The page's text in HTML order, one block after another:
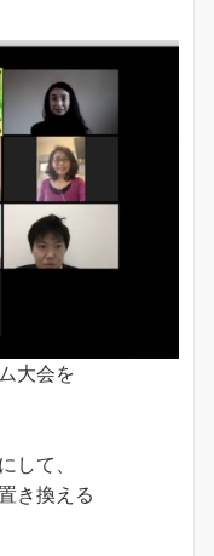
大会を
して、
き換える